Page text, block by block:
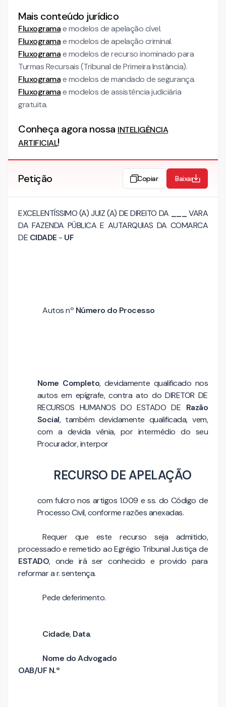
Mais conteúdo jurídico
Fluxogramae modelos de apelação cível.
Fluxogramae modelos de apelação criminal.
Fluxogramae modelos de recurso inominado para
Turmas Recursais (Tribunal de Primeira Instância).
Fluxogramae modelos de mandado de segurança.
Fluxogramae modelos de assistência judiciária
gratuita.
Conheça agora nossa INTELIGÊNCIA
ARTIFICIAL!
Petição Copiar Baixar
EXCELENTÍSSIMO (A) JUIZ (A) DE DIREITO DA
VARA
DA FAZENDA PÚBLICA E AUTARQUIAS DA COMARCA
DE CIDADE - UF
Autos nº Número do Processo
Nome Completo, devidamente qualificado nos
autos em epígrafe, contra ato do DIRETOR DE
RECURSOS HUMANOS DO ESTADO DE Razão
Social, também devidamente qualificada, vem,
com a devida vênia, por intermédio do seu
Procurador, interpor
RECURSO DE APELAÇÃO
com fulcro nos artigos 1.009 e ss. do Código de
Processo Civil, conforme razões anexadas.
Requer que este recurso seja admitido,
processado e remetido ao Egrégio Tribunal Justiça de
ESTADO, onde irá ser conhecido e provido para
reformar a r. sentença.
Pede deferimento.
Cidade,Data.
Nome do Advogado
OAB/UF N.º